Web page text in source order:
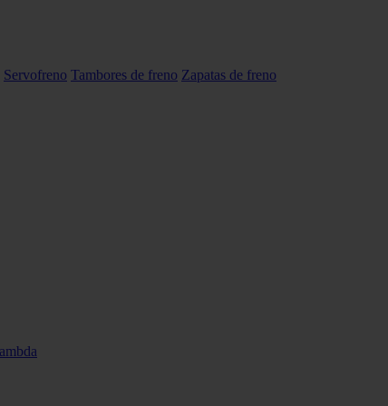
Servofreno Tambores de freno Zapatas de freno